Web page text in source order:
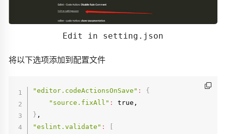
Edit in setting.json
将以下选项添加到配置文件
"editor.codeActionsOnSave" :
{
"source.fixAll" :
}
"eslint.validate" :